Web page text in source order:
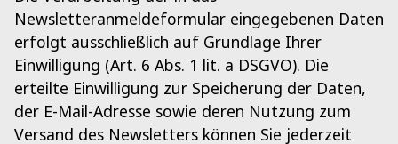
Newsletteranmeldeformular eingegebenen Daten
erfolgt ausschließlich auf Grundlage Ihrer
Einwilligung (Art. 6 Abs. 1 lit. a DSGVO). Die
erteilte Einwilligung zur Speicherung der Daten,
der E-Mail-Adresse sowie deren Nutzung zum
Versand des Newsletters können Sie jederzeit